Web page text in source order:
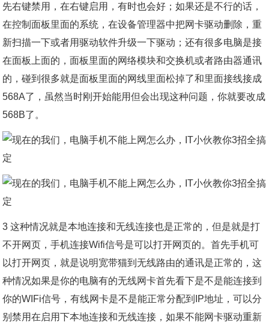
先右键禁用，在右键启用，有时也会好；如果还是不行的话，
在控制面板里面的系统，在设备管理器中把网卡驱动删除，重
新扫描一下或者用驱动软件升级一下驱动；还有很多电脑是接
在面板上面的，面板里面的网络模块和交换机或者路由器通讯
的，碰到很多就是面板里面的网线里面松掉了和里面接线接成
568A了，虽然当时刚开始能用但会出现这种问题，你就要改成
568B了。
3 这种情况就是本地连接和无线连接也是正常的，但是就是打
不开网页，手机连接Wifi信号是可以打开网页的。首先手机可
以打开网页，就是说明宽带猫到无线路由的通讯是正常的，这
种情况如果是你的电脑有的无线网卡首先看下是不是能连接到
你的WIFi信号，有线网卡是不是能正常分配到IP地址，可以分
别禁用在启用下本地连接和无线连接，如果不能网卡驱动重新